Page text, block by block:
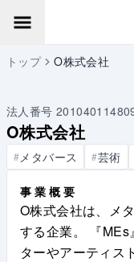
トップ O株式会社
法人番号
O株式会社
# メタバース #芸術
事業概要
O株式会社は、メ
する企業。 『MEs
ターやアーティス